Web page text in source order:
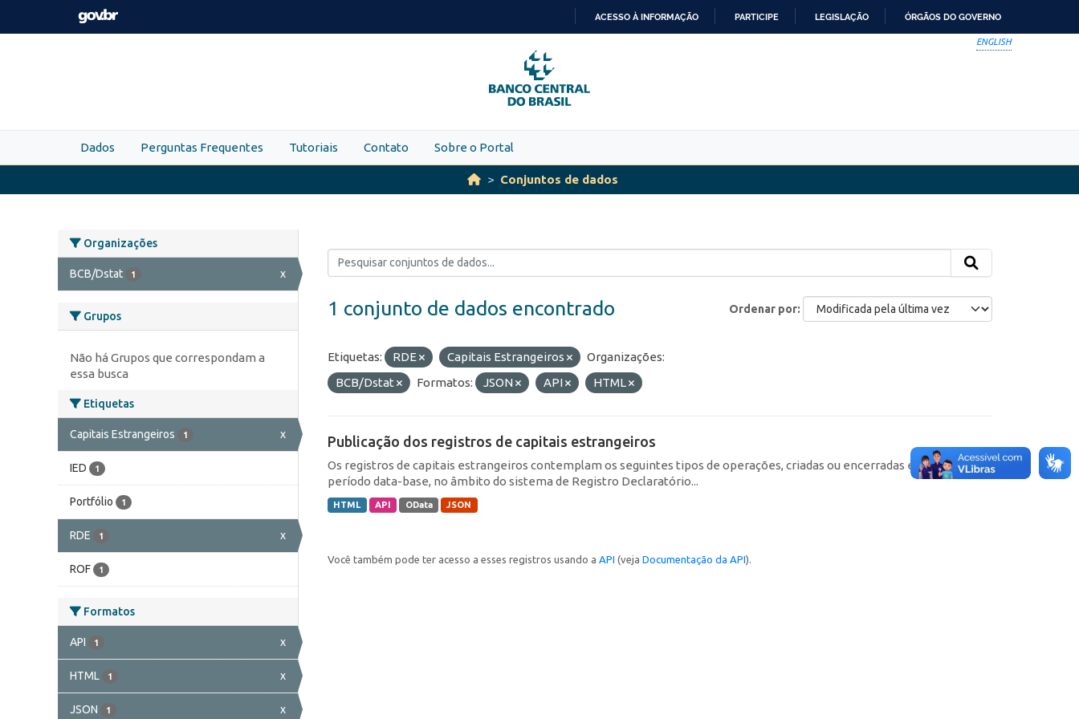
Skip to main content
PARA
O
CONTEÚDO
ACESSO À INFORMAÇÃO PARTICIPE LEGISLAÇÃO ÓRGÃOS DO GOVERNO
ENGLISH
Dados Perguntas Frequentes Tutoriais Contato Sobre o Portal
Conjuntos de dados
Organizações
BCB/Dstat 1 x
Grupos
Não há Grupos que correspondam a
essa busca
Etiquetas
Capitais Estrangeiros 1 x
IED 1
Portfólio 1
RDE 1 x
ROF 1
Formatos
API 1 x
HTML 1 x
JSON 1 x
Ordenar por
1 conjunto de dados encontrado
Etiquetas: RDE Capitais Estrangeiros
Organizações:
BCB/Dstat
Formatos: JSON API HTML
Publicação dos registros de capitais estrangeiros
Os registros de capitais estrangeiros contemplam os seguintes tipos de operações, criadas ou encerradas em cada
período data-base, no âmbito do sistema de Registro Declaratório...
HTML API OData JSON
Você também pode ter acesso a esses registros usando a API (veja Documentação da API).